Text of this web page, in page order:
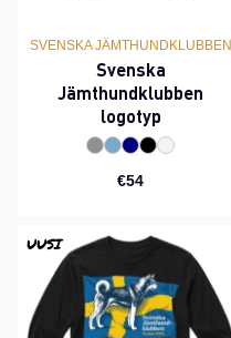
SVENSKA JÄMTHUNDKLUBBEN
Svenska
Jämthundklubben
logotyp
€54
UUSI